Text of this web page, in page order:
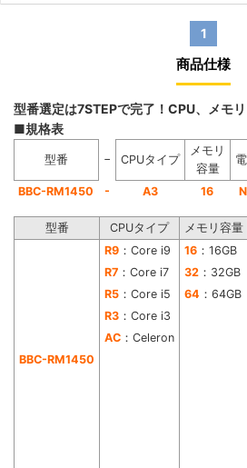
1
商品仕様
型番選定は7STEPで完了！CPU、メモ
■規格表
型番 − CPUタイプ
メモリ
容量
BBC-RM1450
- A3 16
型番 CPUタイプ メモリ容量
BBC-RM1450
R9 ：Core i9 16 ：16GB
R7 ：Core i7 32 ：32GB
R5 ：Core i5 64 ：64GB
R3 ：Core i3
AC ：Celeron